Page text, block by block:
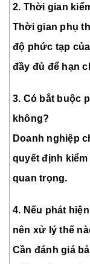
2. Thời gian
Thời gian phụ
độ phức tạp
đầy đủ để hạn
3. Có bắt buộc
không?
Doanh nghiệp
quyết định kiểm
quan trọng.
4. Nếu phát
nên xử lý thế
Cần đánh giá